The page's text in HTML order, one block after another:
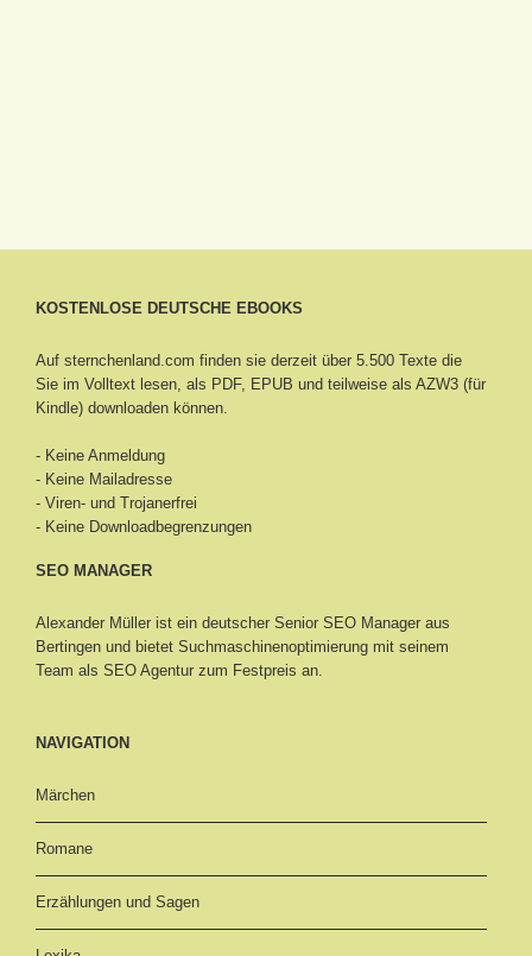
KOSTENLOSE DEUTSCHE EBOOKS
Auf sternchenland.com finden sie derzeit über 5.500 Texte die
Sie im Volltext lesen, als PDF, EPUB und teilweise als AZW3 (für
Kindle) downloaden können.
- Keine Anmeldung
- Keine Mailadresse
- Viren- und Trojanerfrei
- Keine Downloadbegrenzungen
SEO MANAGER
Alexander Müller ist ein deutscher Senior SEO Manager aus
Bertingen und bietet Suchmaschinenoptimierung mit seinem
Team als SEO Agentur zum Festpreis an.
NAVIGATION
Märchen
Romane
Erzählungen und Sagen